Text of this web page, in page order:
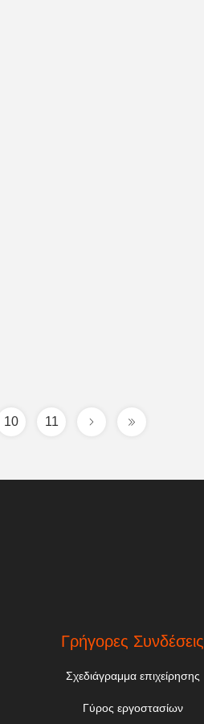
10 11
Γρήγορες Συνδέσεις
Σχεδιάγραμμα επιχείρησης
Γύρος εργοστασίων